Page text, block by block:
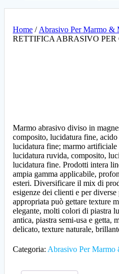
Home / Abrasivo Per Marmo &
RETTIFICA ABRASIVO PER
Marmo abrasivo diviso in
composito, lucidatura fine,
lucidatura fine; marmo
lucidatura ruvida, composito,
lucidatura fine. Prodotti intera
ampia gamma applicabile,
esteri. Diversificare il mix di
esigenze dei clienti e per
appropriata può gettare texture
elegante, molti colori di piastra
antica, piastra semi-usa e getta,
delicato, texture naturale,
Categoria: Abrasivo Per